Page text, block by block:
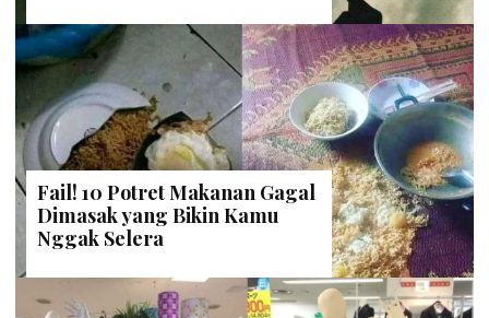
Fail! 10 Potret Makanan Gagal
Dimasak yang Bikin Kamu
Nggak Selera